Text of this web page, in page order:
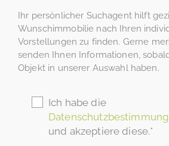
Ihr persönlicher Suchagent hilft
Wunschimmobilie nach Ihren
Vorstellungen zu finden. Gerne
senden Ihnen Informationen,
Objekt in unserer Auswahl haben.
Ich habe die
und akzeptiere diese.*